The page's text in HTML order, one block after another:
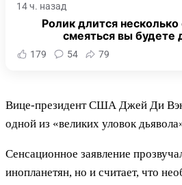
14 ч. назад
Ролик длится несколько
смеяться вы будете
179 54 79
Вице-президент США Джей Ди
одной из «великих уловок
Сенсационное заявление
инопланетян, но и считает, что